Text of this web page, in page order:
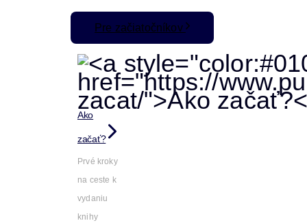
Pre začiatočníkov
Ako
začať?
Prvé kroky
na ceste k
vydaniu
knihy